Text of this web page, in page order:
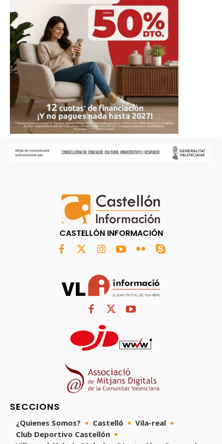
CASTELLÓN INFORMACIÓN
SECCIONS
¿Quienes Somos? Castelló
Vila-real
Club Deportivo Castellón